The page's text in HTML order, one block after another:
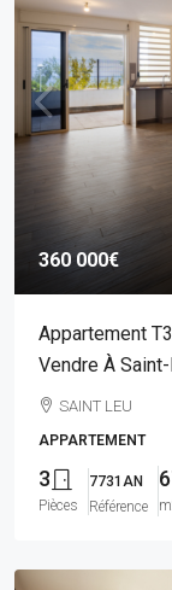
360 000€
Appartement
Vendre À
SAINT LEU
APPARTEMENT
3
Pièces
7731AN
Référence